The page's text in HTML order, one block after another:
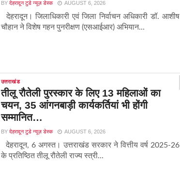
BY देहरादून टुडे न्यूज़ डेस्क AUGUST 6, 2026
देहरादून। जिलाधिकारी एवं जिला निर्वाचन अधिकारी डॉ. आशीष
चौहान ने विशेष गहन पुनरीक्षण (एसआईआर) अभियान...
उत्तराखंड
तीलू रौतेली पुरस्कार के लिए 13 महिलाओं का
चयन, 35 आंगनबाड़ी कार्यकर्तियां भी होंगी
सम्मानित…
BY देहरादून टुडे न्यूज़ डेस्क AUGUST 6, 2026
देहरादून, 6 अगस्त। उत्तराखंड सरकार ने वित्तीय वर्ष 2025-26
के प्रतिष्ठित तीलू रौतेली राज्य स्त्री...